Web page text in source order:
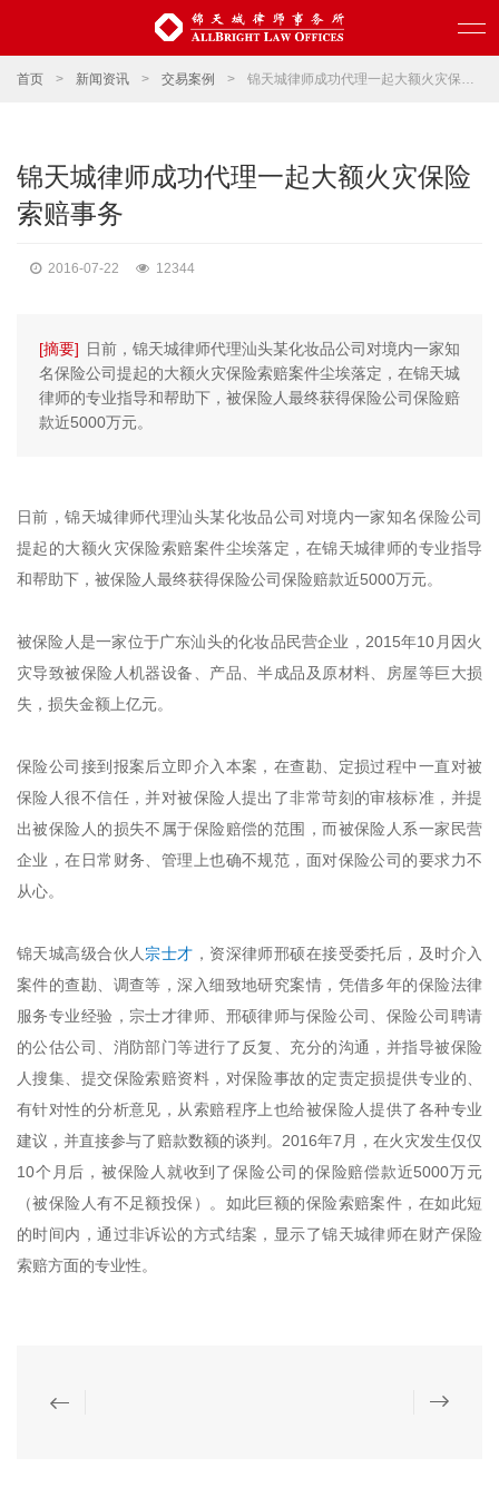
首页 > 新闻资讯 > 交易案例 > 锦天城律师成功代理一起大额火灾保险索赔事务
锦天城律师成功代理一起大额火灾保险
索赔事务
2016-07-22 12344
[摘要] 日前，锦天城律师代理汕头某化妆品公司对境内一家知
名保险公司提起的大额火灾保险索赔案件尘埃落定，在锦天城
律师的专业指导和帮助下，被保险人最终获得保险公司保险赔
款近5000万元。
日前，锦天城律师代理汕头某化妆品公司对境内一家知名保险公司
提起的大额火灾保险索赔案件尘埃落定，在锦天城律师的专业指导
和帮助下，被保险人最终获得保险公司保险赔款近5000万元。
被保险人是一家位于广东汕头的化妆品民营企业，2015年10月因火
灾导致被保险人机器设备、产品、半成品及原材料、房屋等巨大损
失，损失金额上亿元。
保险公司接到报案后立即介入本案，在查勘、定损过程中一直对被
保险人很不信任，并对被保险人提出了非常苛刻的审核标准，并提
出被保险人的损失不属于保险赔偿的范围，而被保险人系一家民营
企业，在日常财务、管理上也确不规范，面对保险公司的要求力不
从心。
锦天城高级合伙人 宗士才 ，资深律师邢硕在接受委托后，及时介入
案件的查勘、调查等，深入细致地研究案情，凭借多年的保险法律
服务专业经验，宗士才律师、邢硕律师与保险公司、保险公司聘请
的公估公司、消防部门等进行了反复、充分的沟通，并指导被保险
人搜集、提交保险索赔资料，对保险事故的定责定损提供专业的、
有针对性的分析意见，从索赔程序上也给被保险人提供了各种专业
建议，并直接参与了赔款数额的谈判。2016年7月，在火灾发生仅仅
10个月后，被保险人就收到了保险公司的保险赔偿款近5000万元
（被保险人有不足额投保）。如此巨额的保险索赔案件，在如此短
的时间内，通过非诉讼的方式结案，显示了锦天城律师在财产保险
索赔方面的专业性。